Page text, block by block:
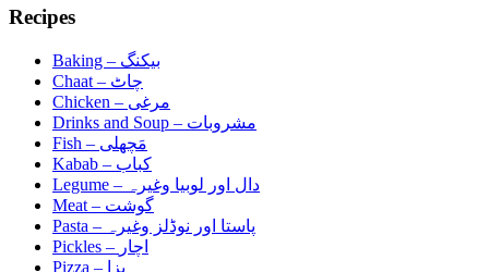
Recipes
Baking – بیکنگ
Chaat – چاٹ
Chicken – مرغی
Drinks and Soup – مشروبات
Fish – مَچھلی
Kabab – کباب
Legume –
دال اور لوبیا وغیرہ
Meat – گوشت
Pasta –
پاستا اور نوڈلز وغیرہ
Pickles – اچار
Pizza –
پِزا